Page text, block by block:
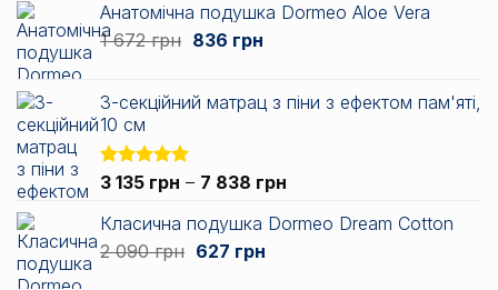
6
Анатомічна подушка Dormeo Aloe Vera
1 672грн Оригінальна
672 грн.
836 грнПоточна
3-секційний матрац з піни з ефектом пам'яті,
10 см
Оцінено в
з 5
3 135 грн – 7 838 грн
від
Класична подушка Dormeo Dream Cotton
2 090грн Оригінальна
627 грнПоточна